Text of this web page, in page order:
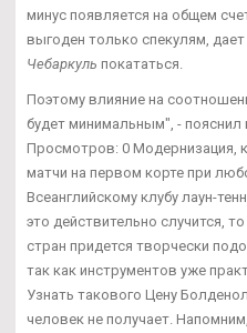
минус появляется на общем
выгоден только спекулям,
Чебаркуль покататься.
Поэтому влияние на
будет минимальным", -
Просмотров: 0 Модернизация,
матчи на первом корте при
Всеанглийскому клубу лаун-
это действительно случится,
стран придется творчески
так как инструментов уже
Узнать такового Цену
человек не получает.